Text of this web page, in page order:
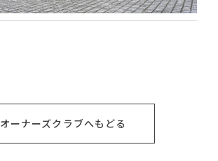
オーナーズクラブへもどる